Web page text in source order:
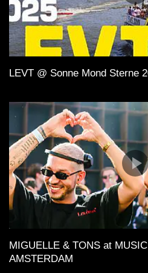
LEVT @ Sonne Mond Sterne
MIGUELLE & TONS at
AMSTERDAM